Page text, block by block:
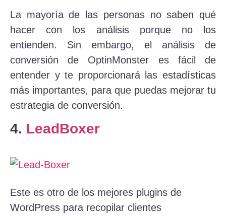
La mayoría de las personas no saben qué
hacer con los análisis porque no los
entienden. Sin embargo, el análisis de
conversión de OptinMonster es fácil de
entender y te proporcionará las estadísticas
más importantes, para que puedas mejorar tu
estrategia de conversión.
4. LeadBoxer
Este es otro de los mejores plugins de
WordPress para recopilar clientes